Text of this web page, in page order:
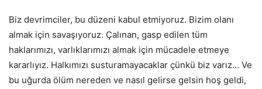
Biz devrimciler, bu düzeni kabul etmiyoruz. Bizim olanı
almak için savaşıyoruz. Çalınan, gasp edilen tüm
haklarımızı, varlıklarımızı almak için mücadele etmeye
kararlıyız. Halkımızı susturamayacaklar çünkü biz varız… Ve
bu uğurda ölüm nereden ve nasıl gelirse gelsin hoş geldi,